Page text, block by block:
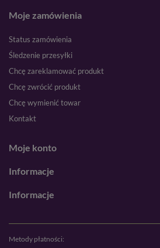
Moje zamówienia
Status zamówienia
Śledzenie przesyłki
Chcę zareklamować produkt
Chcę zwrócić produkt
Chcę wymienić towar
Kontakt
Moje konto
Informacje
Informacje
Metody płatności: